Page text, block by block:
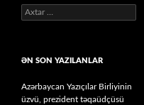
Axtarış:
ƏN SON YAZILANLAR
Azərbaycan Yazıçılar Birliyinin
üzvü, prezident təqaüdçüsü